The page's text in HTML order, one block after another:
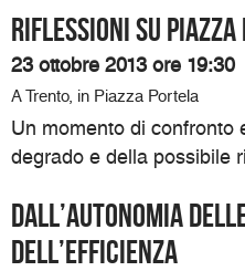
RIFLESSIONI SU PIAZZA
23 ottobre 2013 ore 19:30
A Trento, in Piazza Portela
Un momento di confronto
degrado e della possibile
Dall’Autonomia
dell’efficienza